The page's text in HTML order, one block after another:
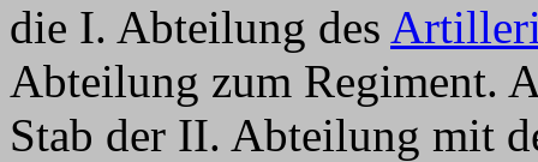
die I. Abteilung des
Abteilung zum Regiment.
Stab der II. Abteilung mit